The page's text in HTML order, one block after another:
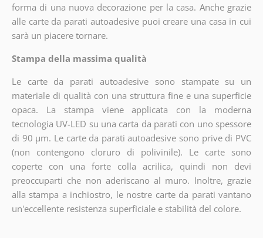
forma di una nuova decorazione per la casa. Anche grazie
alle carte da parati autoadesive puoi creare una casa in cui
sarà un piacere tornare.
Stampa della massima qualità
Le carte da parati autoadesive sono stampate su un
materiale di qualità con una struttura fine e una superficie
opaca. La stampa viene applicata con la moderna
tecnologia UV-LED su una carta da parati con uno spessore
di 90 µm. Le carte da parati autoadesive sono prive di PVC
(non contengono cloruro di polivinile). Le carte sono
coperte con una forte colla acrilica, quindi non devi
preoccuparti che non aderiscano al muro. Inoltre, grazie
alla stampa a inchiostro, le nostre carte da parati vantano
un'eccellente resistenza superficiale e stabilità del colore.